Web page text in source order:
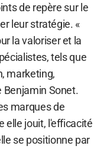
de repère sur le
leur stratégie. «
la valoriser et la
tels que
marketing,
Benjamin Sonet.
marques de
elle jouit, l'efficacité
se positionne par